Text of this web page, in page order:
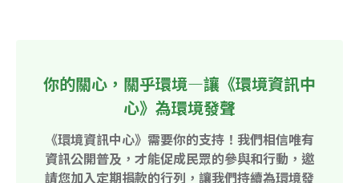
你的關心，關乎環境—讓《環境資訊中
心》為環境發聲
《環境資訊中心》需要你的支持！我們相信唯有
資訊公開普及，才能促成民眾的參與和行動，邀
請您加入定期捐款的行列，讓我們持續為環境發